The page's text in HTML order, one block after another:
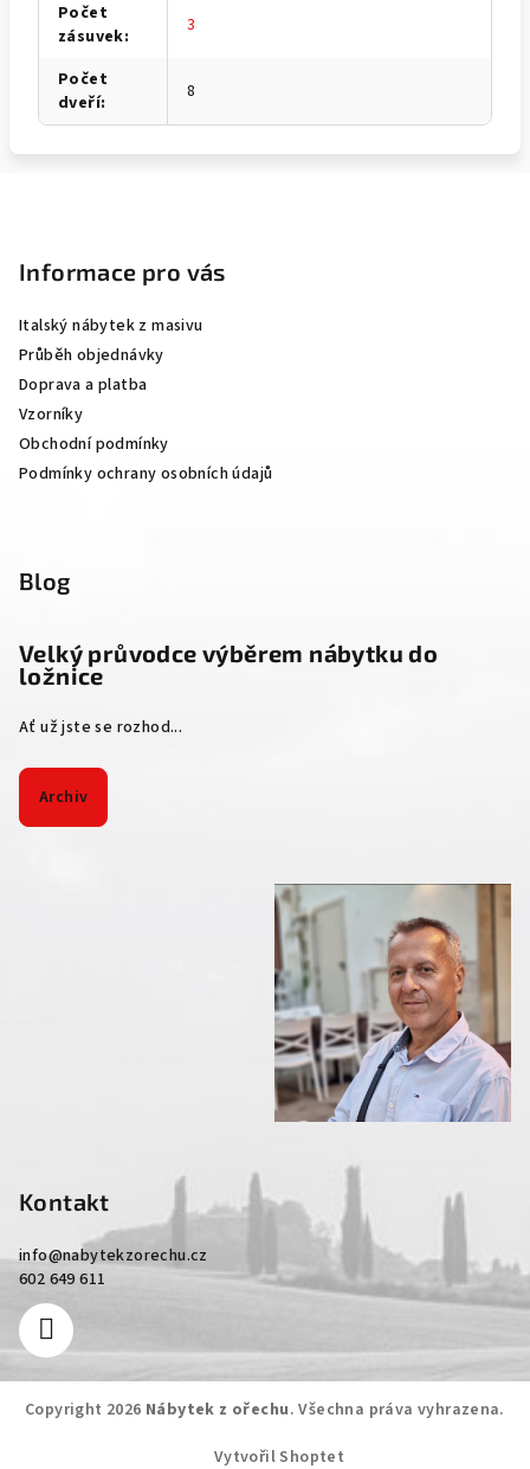
Počet
zásuvek: 3
Počet
dveří: 8
Informace pro vás
Italský nábytek z masivu
Průběh objednávky
Doprava a platba
Vzorníky
Obchodní podmínky
Podmínky ochrany osobních údajů
Blog
Velký průvodce výběrem nábytku do
ložnice
Ať už jste se rozhod...
Archiv
Kontakt
info@nabytekzorechu.cz
602 649 611
Copyright 2026 Nábytek z ořechu. Všechna práva vyhrazena.
Vytvořil Shoptet